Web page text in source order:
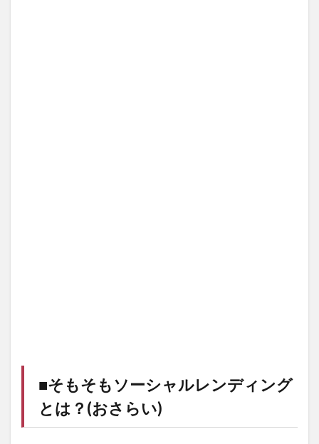
■そもそもソーシャルレンディング
とは？(おさらい)